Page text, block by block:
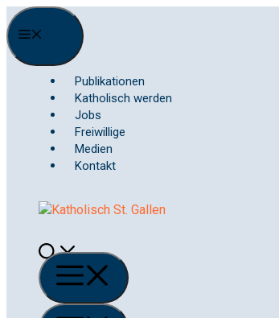
Springe
zum
Inhalt
Publikationen
Katholisch werden
Jobs
Freiwillige
Medien
Kontakt
Menü